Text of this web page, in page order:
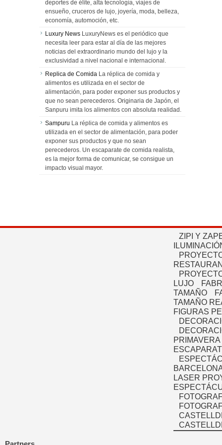
deportes de élite, alta tecnología, viajes de
ensueño, cruceros de lujo, joyería, moda, belleza,
economía, automoción, etc.
Luxury News LuxuryNews es el periódico que
necesita leer para estar al día de las mejores
noticias del extraordinario mundo del lujo y la
exclusividad a nivel nacional e internacional.
Replica de Comida La réplica de comida y
alimentos es utilizada en el sector de
alimentación, para poder exponer sus productos y
que no sean perecederos. Originaria de Japón, el
Sanpuru imita los alimentos con absoluta realidad.
Sampuru La réplica de comida y alimentos es
utilizada en el sector de alimentación, para poder
exponer sus productos y que no sean
perecederos. Un escaparate de comida realista,
es la mejor forma de comunicar, se consigue un
impacto visual mayor.
ZIPI Y
LUJO
TAMAÑO
TAMAÑO
FIGURAS
PRIMAVERA
LASER